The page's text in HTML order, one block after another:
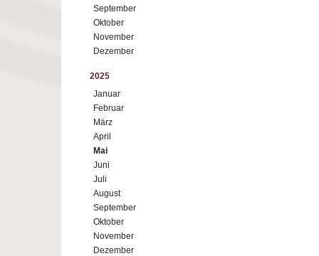
September
Oktober
November
Dezember
2025
Januar
Februar
März
April
Mai
Juni
Juli
August
September
Oktober
November
Dezember